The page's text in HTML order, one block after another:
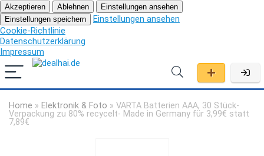
Akzeptieren Ablehnen
Einstellungen ansehen
Einstellungen speichern
Einstellungen ansehen
Cookie-Richtlinie
Datenschutzerklärung
Impressum
Home » Elektronik & Foto » VARTA Batterien AAA, 30 Stück-
Verpackung zu 80% recycelt- Made in Germany für 3,99€ statt
7,89€